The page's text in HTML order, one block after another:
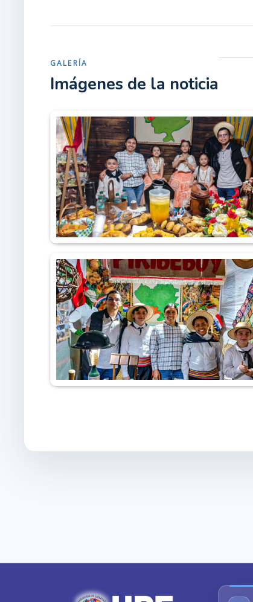
GALERÍA
Imágenes de la noticia